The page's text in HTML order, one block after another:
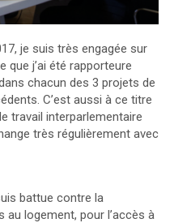
je suis très engagée sur
que j’ai été rapporteure
chacun des 3 projets de
C’est aussi à ce titre
travail interparlementaire
très régulièrement avec
battue contre la
au logement, pour l’accès à